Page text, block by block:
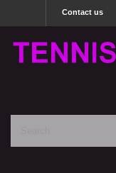
Contact us